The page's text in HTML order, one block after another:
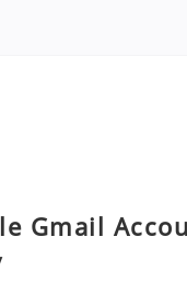
Gmail